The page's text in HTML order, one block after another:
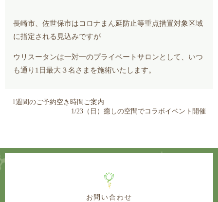
長崎市、佐世保市はコロナまん延防止等重点措置対象区域
に指定される見込みですが
ウリスータンは一対一のプライベートサロンとして、いつ
も通り1日最大３名さまを施術いたします。
1週間のご予約空き時間ご案内
1/23（日）癒しの空間でコラボイベント開催
お問い合わせ